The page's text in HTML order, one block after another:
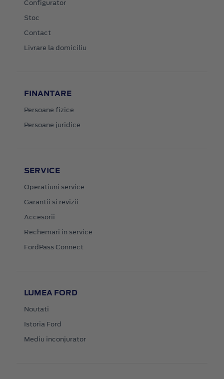
Configurator
Stoc
Contact
Livrare la domiciliu
FINANTARE
Persoane fizice
Persoane juridice
SERVICE
Operatiuni service
Garantii si revizii
Accesorii
Rechemari in service
FordPass Connect
LUMEA FORD
Noutati
Istoria Ford
Mediu inconjurator